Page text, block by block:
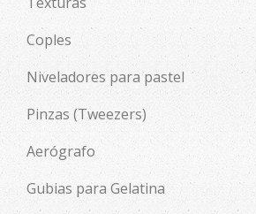
Coples
Niveladores para pastel
Pinzas (Tweezers)
Aerógrafo
Gubias para Gelatina